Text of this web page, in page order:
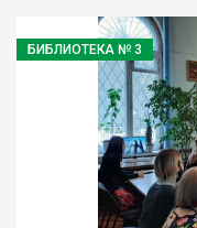
БИБЛИОТЕКА № 3